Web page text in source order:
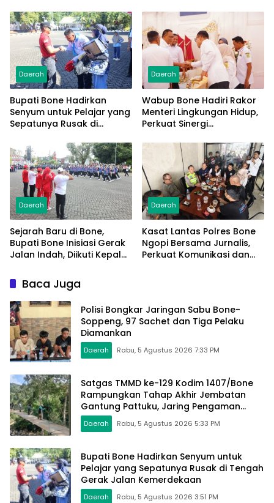
Pattuku, Jaring Pengaman
Mulai Terpasang
Daerah
Bupati Bone Hadirkan
Senyum untuk Pelajar yang
Sepatunya Rusak di
Kemerdekaan
Daerah
Wabup Bone Hadiri Rakor
Menteri Lingkungan Hidup,
Perkuat Sinergi
Modern
Daerah
Sejarah Baru di Bone,
Bupati Bone Inisiasi Gerak
Jalan Indah, Diikuti Kepala
Kabupaten
Daerah
Kasat Lantas Polres Bone
Ngopi Bersama Jurnalis,
Perkuat Komunikasi dan
Baca Juga
Polisi Bongkar Jaringan Sabu Bone-
Soppeng, 97 Sachet dan Tiga Pelaku
Diamankan
Daerah Rabu, 5 Agustus 2026 7:33 PM
Satgas TMMD ke-129 Kodim 1407/Bone
Rampungkan Tahap Akhir Jembatan
Gantung Pattuku, Jaring Pengaman
Mulai Terpasang
Daerah Rabu, 5 Agustus 2026 5:33 PM
Bupati Bone Hadirkan Senyum untuk
Pelajar yang Sepatunya Rusak di Tengah
Gerak Jalan Kemerdekaan
Daerah Rabu, 5 Agustus 2026 3:51 PM